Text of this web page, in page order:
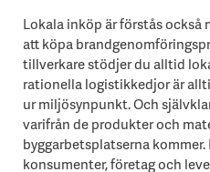
Lokala inköp är förstås också
att köpa
tillverkare stödjer du alltid
rationella logistikkedjor är
ur miljösynpunkt. Och
varifrån de produkter och
byggarbetsplatserna
konsumenter, företag och